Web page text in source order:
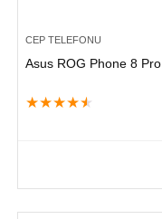
CEP TELEFONU
Asus ROG Phone 8 Pro
★★★★★